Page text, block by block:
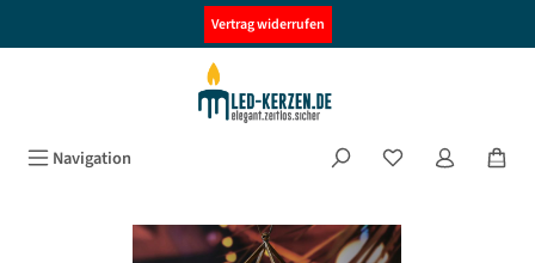
Vertrag widerrufen
Navigation
Bildergalerie überspringen